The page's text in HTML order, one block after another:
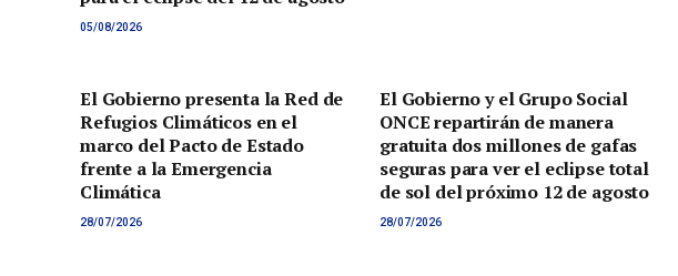
05/08/2026
El Gobierno presenta la Red de
Refugios Climáticos en el
marco del Pacto de Estado
frente a la Emergencia
Climática
28/07/2026
El Gobierno y el Grupo Social
ONCE repartirán de manera
gratuita dos millones de gafas
seguras para ver el eclipse total
de sol del próximo 12 de agosto
28/07/2026